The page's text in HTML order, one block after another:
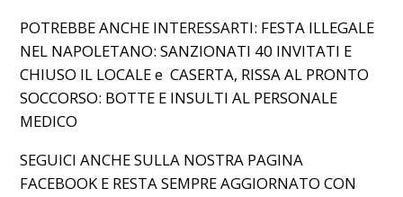
POTREBBE ANCHE INTERESSARTI: FESTA ILLEGALE
NEL NAPOLETANO: SANZIONATI 40 INVITATI E
CHIUSO IL LOCALEeCASERTA, RISSA AL PRONTO
SOCCORSO: BOTTE E INSULTI AL PERSONALE
MEDICO
SEGUICI ANCHE SULLA NOSTRA PAGINA
FACEBOOK E RESTA SEMPRE AGGIORNATO CON